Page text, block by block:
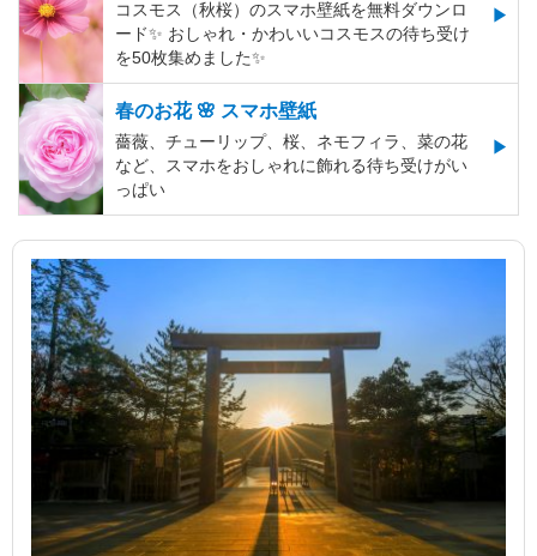
コスモス（秋桜）のスマホ壁紙を無料ダウンロ
ード✨️ おしゃれ・かわいいコスモスの待ち受け
を50枚集めました✨️
春のお花 🌸 スマホ壁紙
薔薇、チューリップ、桜、ネモフィラ、菜の花
など、スマホをおしゃれに飾れる待ち受けがい
っぱい